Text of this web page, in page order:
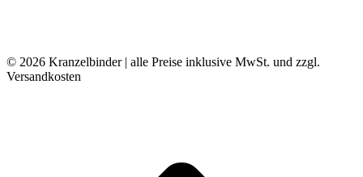
© 2026 Kranzelbinder | alle Preise inklusive MwSt. und zzgl.
Versandkosten